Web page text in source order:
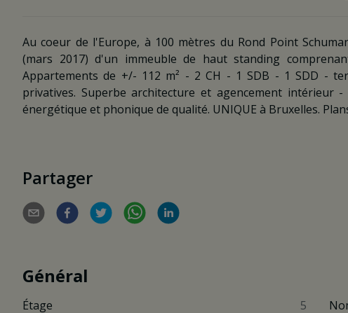
Au coeur de l'Europe, à 100 mètres du Rond Point
(mars 2017) d'un immeuble de haut standing
Appartements de +/- 112 m² - 2 CH - 1 SDB - 1 SDD -
privatives. Superbe architecture et agencement intérieur
énergétique et phonique de qualité. UNIQUE à Bruxelles.
Partager
Général
Étage 5